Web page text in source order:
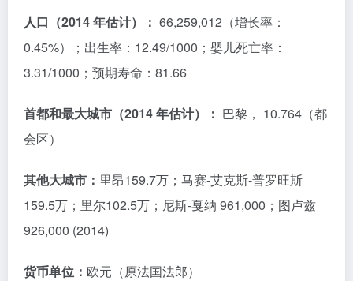
人口（2014 年估计）： 66,259,012（增长率：
0.45%）；出生率：12.49/1000；婴儿死亡率：
3.31/1000；预期寿命：81.66
首都和最大城市（2014 年估计）： 巴黎， 10.764（都
会区）
其他大城市： 里昂159.7万；马赛-艾克斯-普罗旺斯
159.5万；里尔102.5万；尼斯-戛纳 961,000；图卢兹
926,000 (2014)
货币单位： 欧元（原法国法郎）